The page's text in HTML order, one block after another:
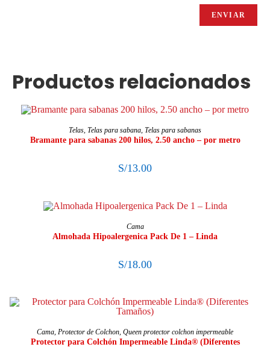
Productos relacionados
SELECCIONAR OPCIONES
Telas, Telas para sabana, Telas para sabanas
Bramante para sabanas 200 hilos, 2.50 ancho – por metro
S/13.00
AÑADIR AL CARRITO
Cama
Almohada Hipoalergenica Pack De 1 – Linda
S/18.00
SELECCIONAR OPCIONES
Cama Protector de Colchon Queen protector colchon impermeable
Protector para Colchón Impermeable Linda® (Diferentes